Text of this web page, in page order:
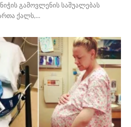
გამოვლენის საშუალებას
ქალს,...